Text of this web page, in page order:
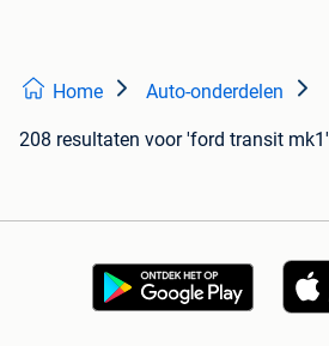
Home Auto-onderdelen
208 resultaten voor 'ford transit mk1'